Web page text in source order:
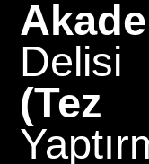
Delisi
(Tez